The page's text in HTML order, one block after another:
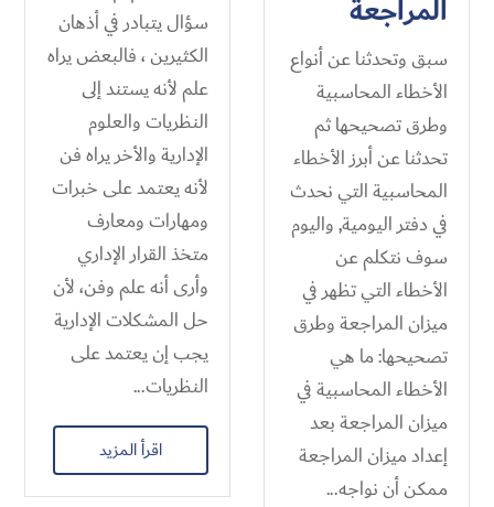
سؤال يتبادر في أذهان
الكثيرين ، فالبعض يراه
علم لأنه يستند إلى
النظريات والعلوم
الإدارية والأخر يراه فن
لأنه يعتمد على خبرات
ومهارات ومعارف
متخذ القرار الإداري
وأرى أنه علم وفن، لأن
حل المشكلات الإدارية
يجب إن يعتمد على
النظريات...
اقرأ المزيد
المراجعة
سبق وتحدثنا عن أنواع
الأخطاء المحاسبية
وطرق تصحيحها ثم
تحدثنا عن أبرز الأخطاء
المحاسبية التي نحدث
في دفتر اليومية, واليوم
سوف نتكلم عن
الأخطاء التي تظهر في
ميزان المراجعة وطرق
تصحيحها: ما هي
الأخطاء المحاسبية في
ميزان المراجعة بعد
إعداد ميزان المراجعة
ممكن أن نواجه...